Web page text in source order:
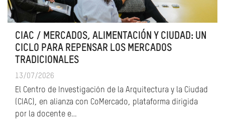
CIAC / MERCADOS, ALIMENTACIÓN Y CIUDAD: UN
CICLO PARA REPENSAR LOS MERCADOS
TRADICIONALES
13/07/2026
El Centro de Investigación de la Arquitectura y la Ciudad
(CIAC), en alianza con CoMercado, plataforma dirigida
por la docente e…